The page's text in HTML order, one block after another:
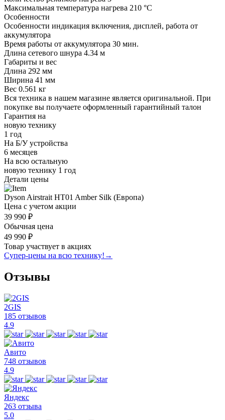
Максимальная температура нагрева 210 °C
Особенности
Особенности индикация включения, дисплей, работа от
аккумулятора
Время работы от аккумулятора 30 мин.
Длина сетевого шнура 4.34 м
Габариты и вес
Длина 292 мм
Ширина 41 мм
Вес 0.561 кг
Вся техника в нашем магазине является оригинальной. При
покупке вы получаете оформленный гарантийный талон
Гарантия на
новую технику
1 год
На Б/У устройства
6 месяцев
На всю остальную
новую технику 1 год
Детали цены
Dyson Airstrait HT01 Amber Silk (Европа)
Цена с учетом акции
39 990 ₽
Обычная цена
49 990 ₽
Товар участвует в акциях
Супер-цены на всю технику! →
Отзывы
2GIS
185 отзывов
4.9
Авито
748 отзывов
4.9
Яндекс
263 отзыва
5.0